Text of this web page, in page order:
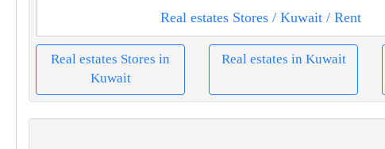
Real estates Stores/ Kuwait/ Rent
Real estates Stores in
Kuwait
Real estates in Kuwait